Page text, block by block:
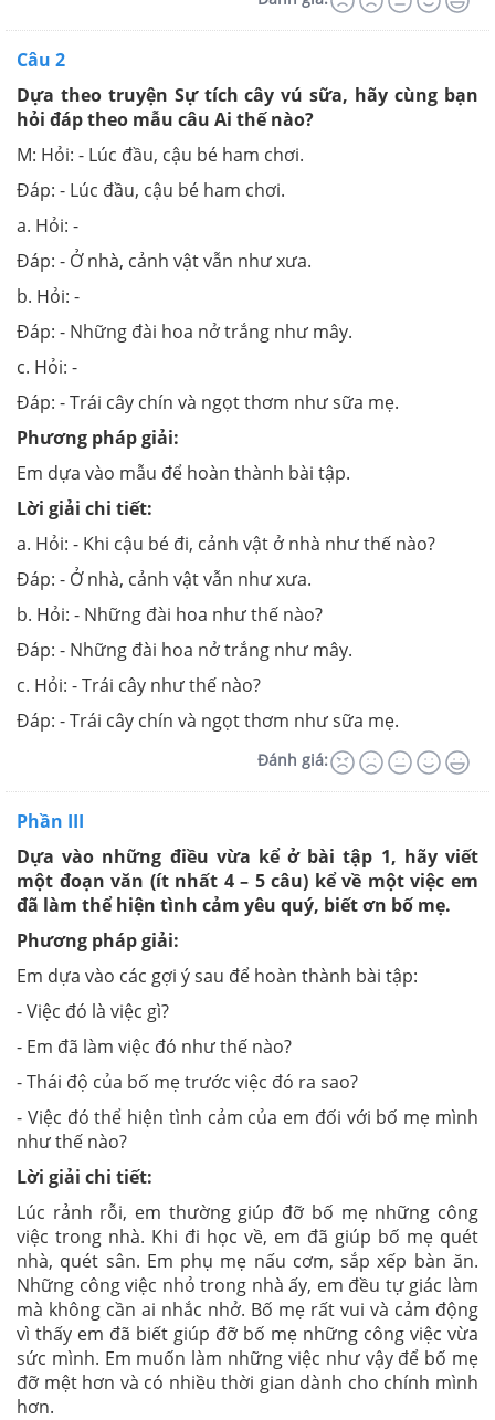
Câu 2
Dựa theo truyện Sự tích cây vú sữa, hãy cùng bạn
hỏi đáp theo mẫu câu Ai thế nào?
M: Hỏi: - Lúc đầu, cậu bé ham chơi.
Đáp: - Lúc đầu, cậu bé ham chơi.
a. Hỏi: -
Đáp: - Ở nhà, cảnh vật vẫn như xưa.
b. Hỏi: -
Đáp: - Những đài hoa nở trắng như mây.
c. Hỏi: -
Đáp: - Trái cây chín và ngọt thơm như sữa mẹ.
Phương pháp giải:
Em dựa vào mẫu để hoàn thành bài tập.
Lời giải chi tiết:
a. Hỏi: - Khi cậu bé đi, cảnh vật ở nhà như thế nào?
Đáp: - Ở nhà, cảnh vật vẫn như xưa.
b. Hỏi: - Những đài hoa như thế nào?
Đáp: - Những đài hoa nở trắng như mây.
c. Hỏi: - Trái cây như thế nào?
Đáp: - Trái cây chín và ngọt thơm như sữa mẹ.
Đánh giá:
Phần III
Dựa vào những điều vừa kể ở bài tập 1, hãy viết
một đoạn văn (ít nhất 4 – 5 câu) kể về một việc em
đã làm thể hiện tình cảm yêu quý, biết ơn bố mẹ.
Phương pháp giải:
Em dựa vào các gợi ý sau để hoàn thành bài tập:
- Việc đó là việc gì?
- Em đã làm việc đó như thế nào?
- Thái độ của bố mẹ trước việc đó ra sao?
- Việc đó thể hiện tình cảm của em đối với bố mẹ mình
như thế nào?
Lời giải chi tiết:
Lúc rảnh rỗi, em thường giúp đỡ bố mẹ những công
việc trong nhà. Khi đi học về, em đã giúp bố mẹ quét
nhà, quét sân. Em phụ mẹ nấu cơm, sắp xếp bàn ăn.
Những công việc nhỏ trong nhà ấy, em đều tự giác làm
mà không cần ai nhắc nhở. Bố mẹ rất vui và cảm động
vì thấy em đã biết giúp đỡ bố mẹ những công việc vừa
sức mình. Em muốn làm những việc như vậy để bố mẹ
đỡ mệt hơn và có nhiều thời gian dành cho chính mình
hơn.